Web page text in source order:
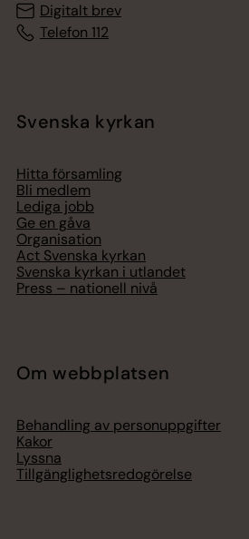
Digitalt brev
Telefon 112
Svenska kyrkan
Hitta församling
Bli medlem
Lediga jobb
Ge en gåva
Organisation
Act Svenska kyrkan
Svenska kyrkan i utlandet
Press – nationell nivå
Om webbplatsen
Behandling av personuppgifter
Kakor
Lyssna
Tillgänglighetsredogörelse